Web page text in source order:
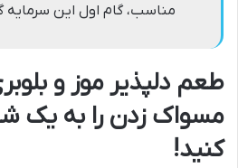
مناسب، گام اول این
طعم دلپذیر موز و
مسواک زدن را به یک
کنید!